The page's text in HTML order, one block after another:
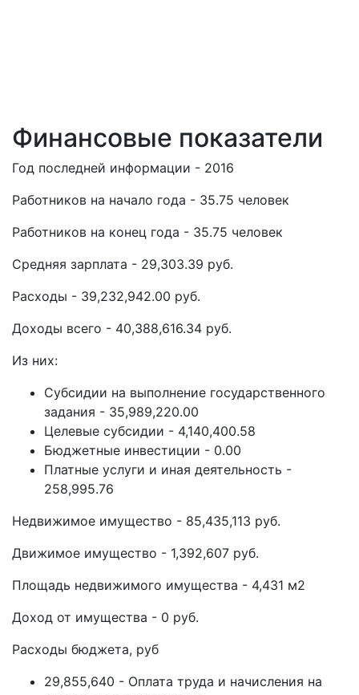
Финансовые показатели
Год последней информации - 2016
Работников на начало года - 35.75 человек
Работников на конец года - 35.75 человек
Средняя зарплата - 29,303.39 руб.
Расходы - 39,232,942.00 руб.
Доходы всего - 40,388,616.34 руб.
Из них:
Субсидии на выполнение государственного
задания - 35,989,220.00
Целевые субсидии - 4,140,400.58
Бюджетные инвестиции - 0.00
Платные услуги и иная деятельность -
258,995.76
Недвижимое имущество - 85,435,113 руб.
Движимое имущество - 1,392,607 руб.
Площадь недвижимого имущества - 4,431 м2
Доход от имущества - 0 руб.
Расходы бюджета, руб
29,855,640 - Оплата труда и начисления на